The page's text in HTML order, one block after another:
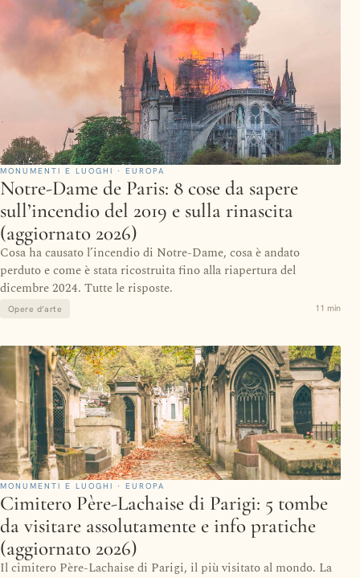
MONUMENTI E LUOGHI · EUROPA
Notre-Dame de Paris: 8 cose da sapere
sull’incendio del 2019 e sulla rinascita
(aggiornato 2026)
Cosa ha causato l’incendio di Notre-Dame, cosa è andato
perduto e come è stata ricostruita fino alla riapertura del
dicembre 2024. Tutte le risposte.
Opere d’arte 11 min
MONUMENTI E LUOGHI · EUROPA
Cimitero Père-Lachaise di Parigi: 5 tombe
da visitare assolutamente e info pratiche
(aggiornato 2026)
Il cimitero Père-Lachaise di Parigi, il più visitato al mondo. La